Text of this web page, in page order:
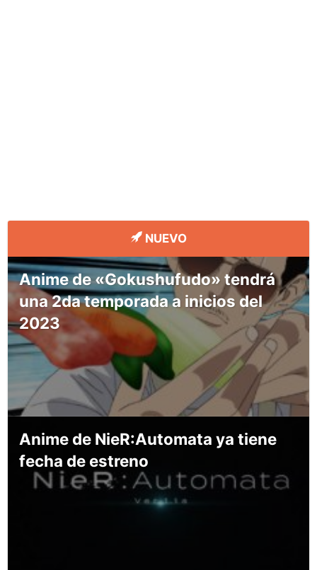
NUEVO
Anime de «Gokushufudo» tendrá
una 2da temporada a inicios del
2023
Anime de NieR:Automata ya tiene
fecha de estreno